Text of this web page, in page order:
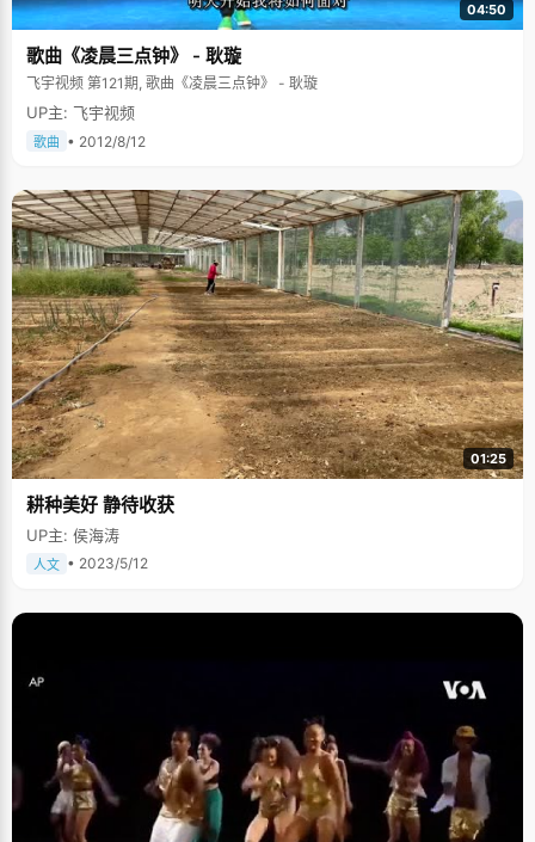
04:50
歌曲《凌晨三点钟》 - 耿璇
飞宇视频 第121期, 歌曲《凌晨三点钟》 - 耿璇
UP主: 飞宇视频
歌曲 • 2012/8/12
01:25
耕种美好 静待收获
UP主: 侯海涛
人文 • 2023/5/12